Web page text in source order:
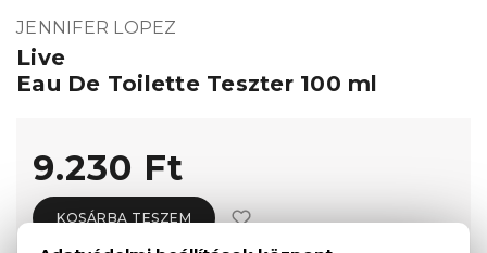
JENNIFER LOPEZ
Live
Eau De Toilette Teszter 100 ml
9.230 Ft
KOSÁRBA TESZEM